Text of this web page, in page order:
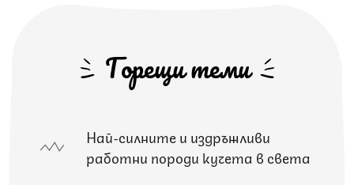
Горещи теми
Най-силните и издръжливи
работни породи кучета в света